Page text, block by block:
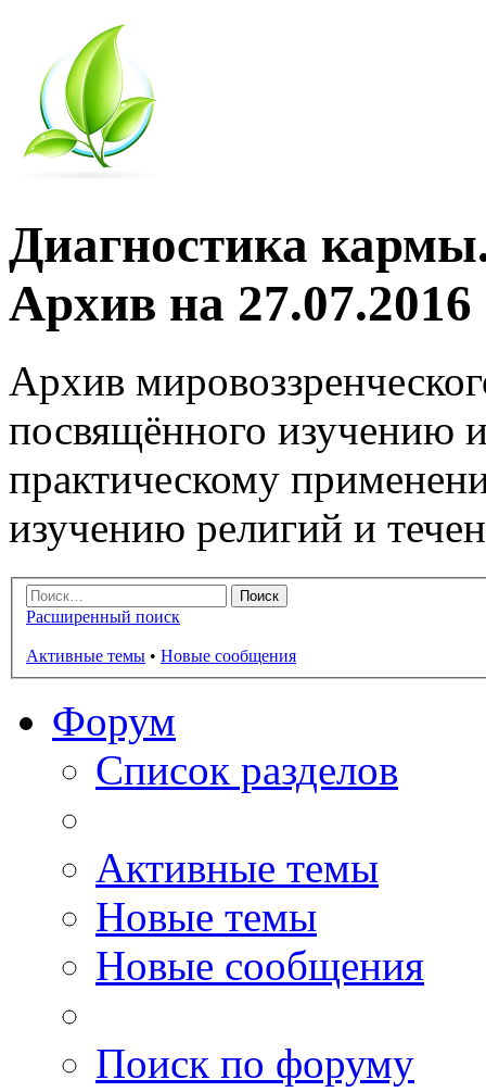
Диагностика
Архив на 27.07.2016
Архив
посвящённого изучению
практическому
изучению религий и
Расширенный поиск
Активные темы • Новые сообщения
Форум
Список разделов
Активные темы
Новые темы
Новые сообщения
Поиск по форуму